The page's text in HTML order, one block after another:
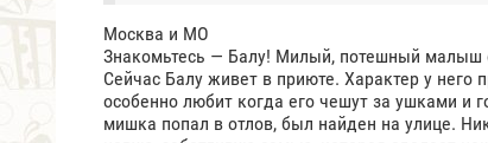
Москва и МО
Знакомьтесь — Балу! Милый, потешный малыш
Сейчас Балу живет в приюте. Характер у него
особенно любит когда его чешут за ушками и
мишка попал в отлов, был найден на улице.